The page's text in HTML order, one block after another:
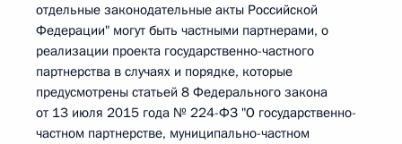
отдельные законодательные акты Российской
Федерации" могут быть частными партнерами, о
реализации проекта государственно-частного
партнерства в случаях и порядке, которые
предусмотрены статьей 8 Федерального закона
от 13 июля 2015 года № 224-ФЗ "О государственно-
частном партнерстве, муниципально-частном